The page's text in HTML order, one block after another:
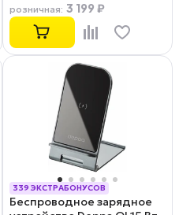
розничная: 3 199 ₽
339 ЭКСТРАБОНУСОВ
РАССРОЧКА 0-0-12
Беспроводное зарядное